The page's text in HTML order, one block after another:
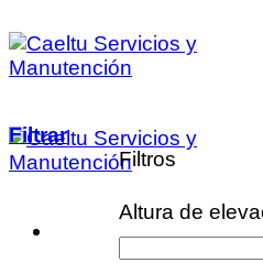
al
contenido
Filtrar
Filtros
Altura de